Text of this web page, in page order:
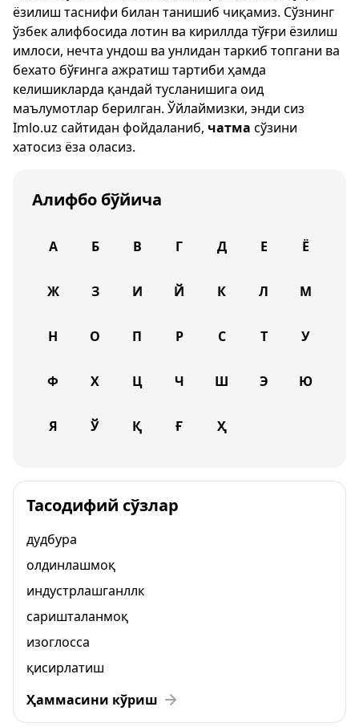
ёзилиш таснифи билан танишиб чиқамиз. Сўзнинг
ўзбек алифбосида лотин ва кириллда тўғри ёзилиш
имлоси, нечта ундош ва унлидан таркиб топгани ва
бехато бўғинга ажратиш тартиби ҳамда
келишикларда қандай тусланишига оид
маълумотлар берилган. Ўйлаймизки, энди сиз
Imlo.uz сайтидан фойдаланиб, чатма сўзини
хатосиз ёза оласиз.
Алифбо бўйича
А Б В Г Д Е Ё
Ж З И Й К Л М
Н О П Р С Т У
Ф Х Ц Ч Ш Э Ю
Я Ў Қ Ғ Ҳ
Тасодифий сўзлар
дудбура
олдинлашмоқ
индустрлашганллк
саришталанмоқ
изоглосса
қисирлатиш
Ҳаммасини кўриш